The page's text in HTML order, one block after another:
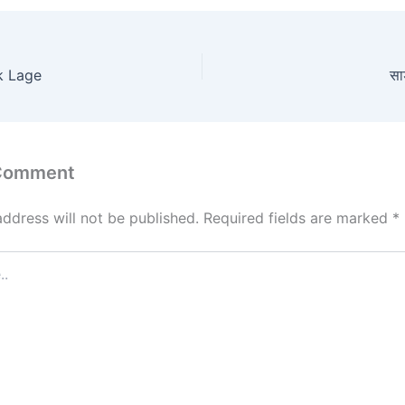
Lage
will not be published. Required fields are marked *